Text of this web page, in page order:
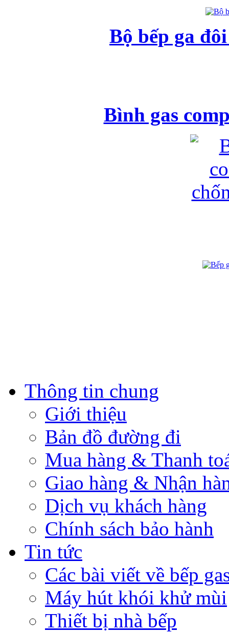
Bộ bếp ga
Bình gas
Thông tin chung
Giới thiệu
Bản đồ đường đi
Mua hàng & Thanh
Giao hàng & Nhận
Dịch vụ khách hàng
Chính sách bảo hành
Tin tức
Các bài viết về bếp
Máy hút khói khử mùi
Thiết bị nhà bếp